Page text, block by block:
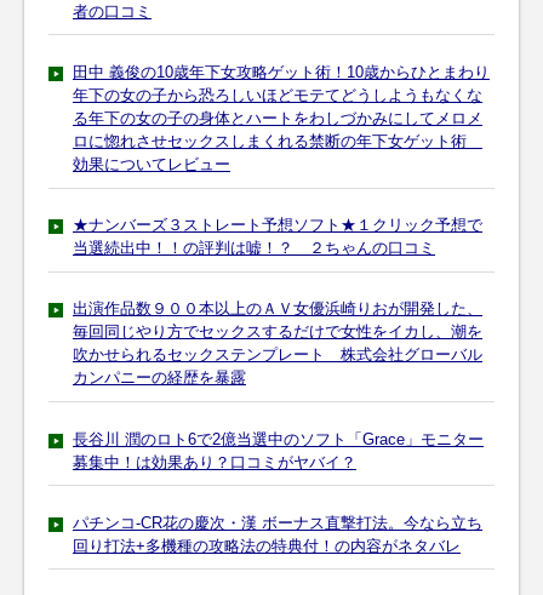
者の口コミ
田中 義俊の10歳年下女攻略ゲット術！10歳からひとまわり
年下の女の子から恐ろしいほどモテてどうしようもなくな
る年下の女の子の身体とハートをわしづかみにしてメロメ
ロに惚れさせセックスしまくれる禁断の年下女ゲット術
効果についてレビュー
★ナンバーズ３ストレート予想ソフト★１クリック予想で
当選続出中！！の評判は嘘！？ ２ちゃんの口コミ
出演作品数９００本以上のＡＶ女優浜崎りおが開発した、
毎回同じやり方でセックスするだけで女性をイカし、潮を
吹かせられるセックステンプレート 株式会社グローバル
カンパニーの経歴を暴露
長谷川 潤のロト6で2億当選中のソフト「Grace」モニター
募集中！は効果あり？口コミがヤバイ？
パチンコ-CR花の慶次・漢 ボーナス直撃打法。今なら立ち
回り打法+多機種の攻略法の特典付！の内容がネタバレ